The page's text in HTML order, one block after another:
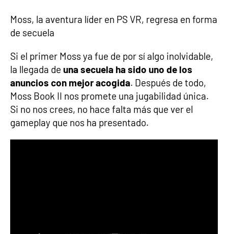
Moss, la aventura líder en PS VR, regresa en forma
de secuela
Si el primer Moss ya fue de por sí algo inolvidable,
la llegada de una secuela ha sido uno de los
anuncios con mejor acogida. Después de todo,
Moss Book II nos promete una jugabilidad única.
Si no nos crees, no hace falta más que ver el
gameplay que nos ha presentado.